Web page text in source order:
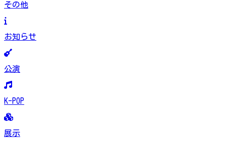
その他
お知らせ
公演
K-POP
展示